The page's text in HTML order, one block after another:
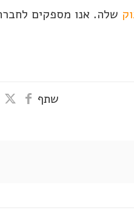
שלה. אנו מספקים
שתף